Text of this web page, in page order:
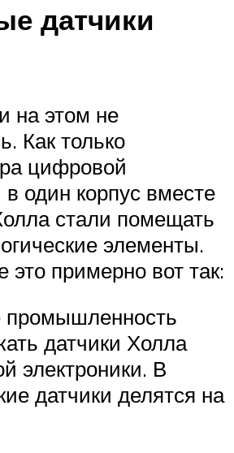
датчики
на этом не
Как только
цифровой
в один корпус вместе
стали помещать
элементы.
это примерно вот так:
промышленность
датчики Холла
электроники. В
датчики делятся на